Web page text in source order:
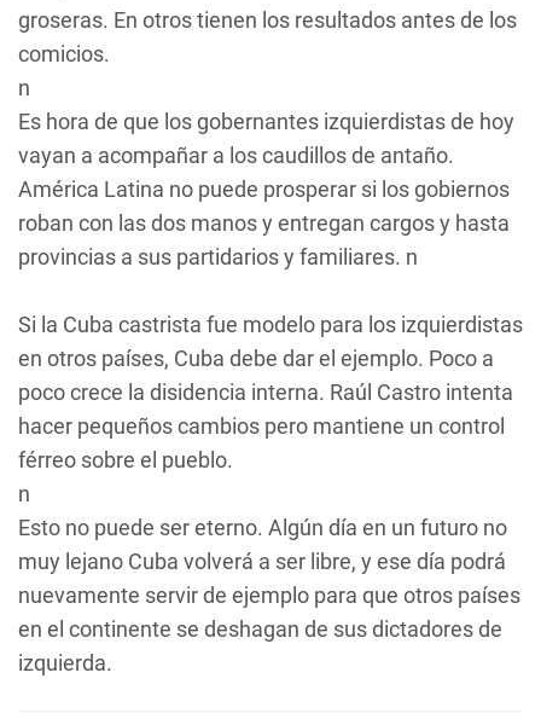
groseras. En otros tienen los resultados antes de los
comicios.
n
Es hora de que los gobernantes izquierdistas de hoy
vayan a acompañar a los caudillos de antaño.
América Latina no puede prosperar si los gobiernos
roban con las dos manos y entregan cargos y hasta
provincias a sus partidarios y familiares. n
Si la Cuba castrista fue modelo para los izquierdistas
en otros países, Cuba debe dar el ejemplo. Poco a
poco crece la disidencia interna. Raúl Castro intenta
hacer pequeños cambios pero mantiene un control
férreo sobre el pueblo.
n
Esto no puede ser eterno. Algún día en un futuro no
muy lejano Cuba volverá a ser libre, y ese día podrá
nuevamente servir de ejemplo para que otros países
en el continente se deshagan de sus dictadores de
izquierda.